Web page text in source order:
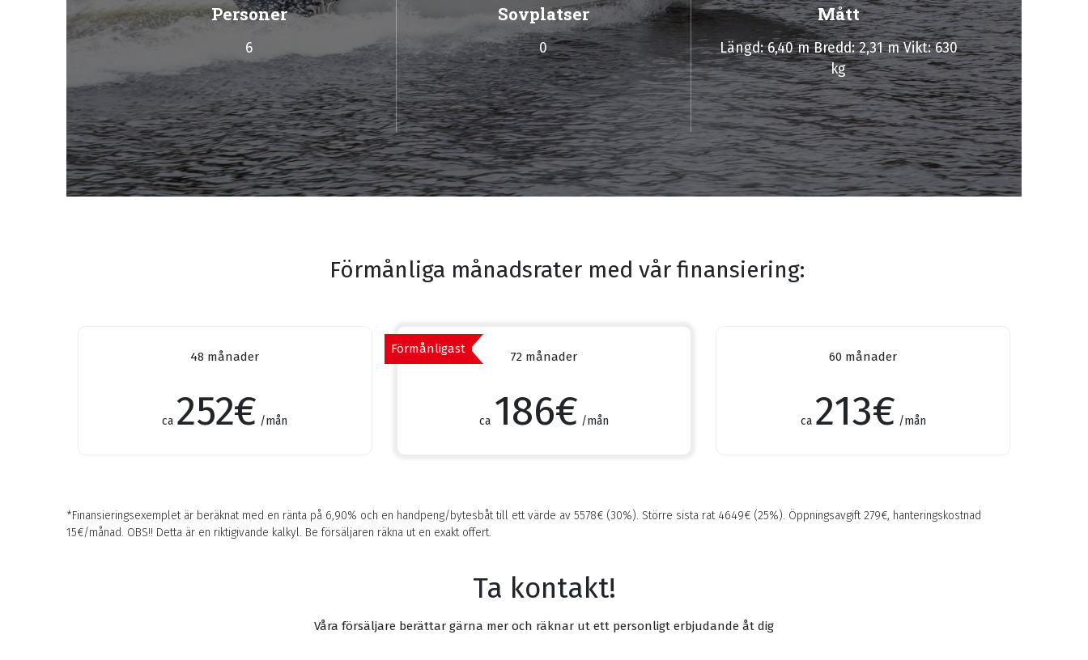
Personer
6
Sovplatser
0
Mått
Längd: 6,40 m Bredd: 2,31 m Vikt: 630
kg
Förmånliga månadsrater med vår finansiering:
48 månader
ca 252€ /mån
Förmånligast
72 månader
ca 186€ /mån
60 månader
ca 213€ /mån
*Finansieringsexemplet är beräknat med en ränta på 6,90% och en handpeng/bytesbåt till ett värde av5578€ (30%). Större sista rat 4649€ (25%). Öppningsavgift 279€, hanteringskostnad
15€/månad. OBS!! Detta är en riktigivande kalkyl. Be försäljaren räkna ut en exakt offert.
Ta kontakt!
Våra försäljare berättar gärna mer och räknar ut ett personligt erbjudande åt dig